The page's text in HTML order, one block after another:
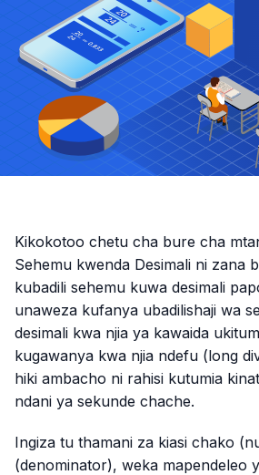
Kikokotoo chetu cha bure cha
Sehemu kwenda Desimali ni zana
kubadili sehemu kuwa desimali
unaweza kufanya ubadilishaji wa
desimali kwa njia ya kawaida
kugawanya kwa njia ndefu (long
hiki ambacho ni rahisi kutumia
ndani ya sekunde chache.
Ingiza tu thamani za kiasi chako
(denominator), weka mapendeleo